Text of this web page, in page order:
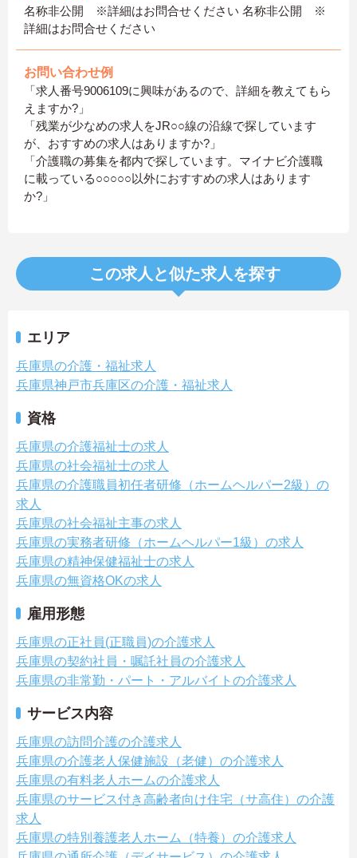
名称非公開 ※詳細はお問合せください 名称非公開 ※
詳細はお問合せください
お問い合わせ例
「求人番号9006109に興味があるので、詳細を教えてもら
えますか?」
「残業が少なめの求人をJR○○線の沿線で探しています
が、おすすめの求人はありますか?」
「介護職の募集を都内で探しています。マイナビ介護職
に載っている○○○○○以外におすすめの求人はあります
か?」
この求人と似た求人を探す
エリア
兵庫県の介護・福祉求人
兵庫県神戸市兵庫区の介護・福祉求人
資格
兵庫県の介護福祉士の求人
兵庫県の社会福祉士の求人
兵庫県の介護職員初任者研修（ホームヘルパー2級）の
求人
兵庫県の社会福祉主事の求人
兵庫県の実務者研修（ホームヘルパー1級）の求人
兵庫県の精神保健福祉士の求人
兵庫県の無資格OKの求人
雇用形態
兵庫県の正社員(正職員)の介護求人
兵庫県の契約社員・嘱託社員の介護求人
兵庫県の非常勤・パート・アルバイトの介護求人
サービス内容
兵庫県の訪問介護の介護求人
兵庫県の介護老人保健施設（老健）の介護求人
兵庫県の有料老人ホームの介護求人
兵庫県のサービス付き高齢者向け住宅（サ高住）の介護
求人
兵庫県の特別養護老人ホーム（特養）の介護求人